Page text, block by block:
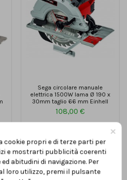
Sega circolare manuale
elettrica 1500W lama Ø 190 x
30mm taglio 66 mm Einhell
108,00 €
×
cookie propri e di terze parti per
e mostrarti pubblicità coerenti
abitudini di navigazione. Per
loro utilizzo, premi il pulsante